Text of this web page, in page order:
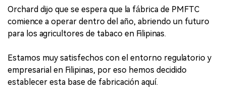
Orchard dijo que se espera que la fábrica de PMFTC
comience a operar dentro del año, abriendo un futuro
para los agricultores de tabaco en Filipinas.
Estamos muy satisfechos con el entorno regulatorio y
empresarial en Filipinas, por eso hemos decidido
establecer esta base de fabricación aquí.